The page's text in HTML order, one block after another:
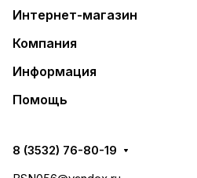
Интернет-магазин
Компания
Информация
Помощь
8 (3532) 76-80-19